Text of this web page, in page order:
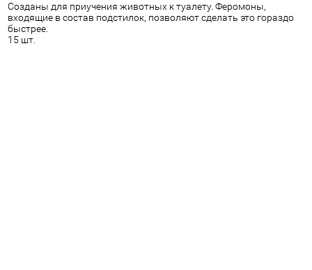
Созданы для приучения животных к туалету. Феромоны,
входящие в состав подстилок, позволяют сделать это гораздо
быстрее.
15 шт.